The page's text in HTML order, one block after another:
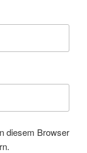
diesem Browser